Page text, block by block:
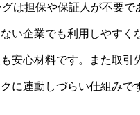
は担保や保証人が不要
い企業でも利用しやす
安心材料です。また取
に連動しづらい仕組みで